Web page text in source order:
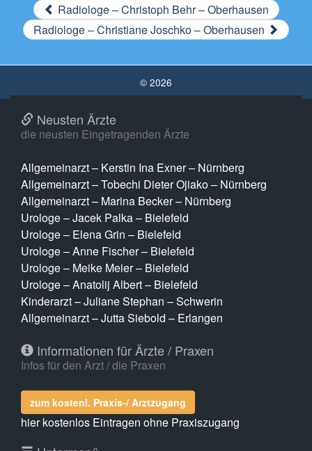
Radiologe – Christoph Behr – Oberhausen
Radiologe – Christiane Joschko – Oberhausen
© 2026
Neusten Ärzte
die neusten Eingetragenden Ärzte
Allgemeinarzt – Kerstin Ina Exner – Nürnberg
Allgemeinarzt – Tobechi Dieter Ojiako – Nürnberg
Allgemeinarzt – Marina Becker – Nürnberg
Urologe – Jacek Palka – Bielefeld
Urologe – Elena Grin – Bielefeld
Urologe – Anne Fischer – Bielefeld
Urologe – Meike Meier – Bielefeld
Urologe – Anatolij Albert – Bielefeld
Kinderarzt – Juliane Stephan – Schwerin
Allgemeinarzt – Jutta Siebold – Erlangen
Informationen für Ärzte / Praxen
Infos für den Arzt / die Praxen
zum kostenl. Praxis-/ Arztzugang
hier kostenlos Eintragen ohne Praxiszugang